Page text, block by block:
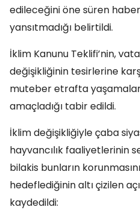
edileceğini öne süren
yansıtmadığı belirtildi.
İklim Kanunu Teklifi’nin,
değişikliğinin tesirlerine
muteber etrafta
amaçladığı tabir edildi.
İklim değişikliğiyle çaba
hayvancılık faaliyetlerinin
bilakis bunların
hedeflediğinin altı çizilen
kaydedildi: